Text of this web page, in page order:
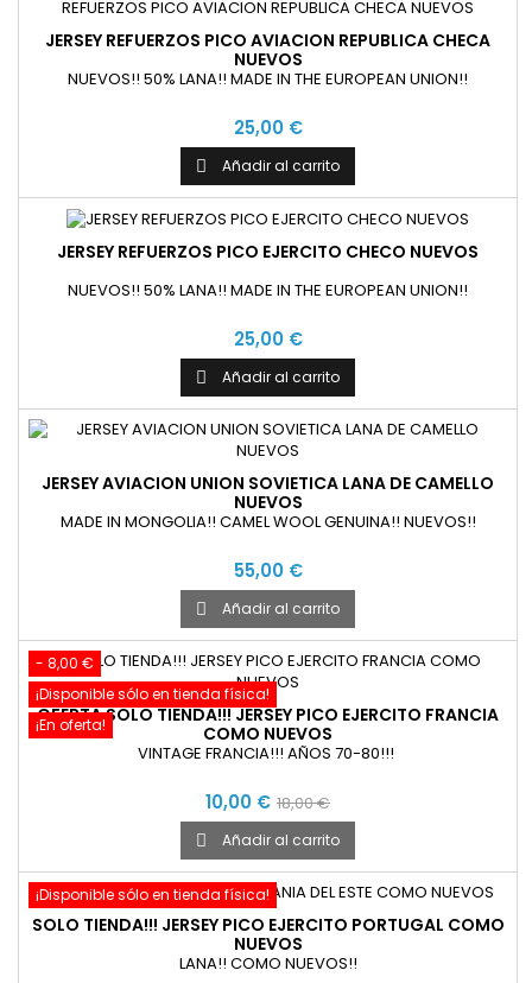
JERSEY REFUERZOS PICO AVIACION REPUBLICA CHECA
NUEVOS
NUEVOS!! 50% LANA!! MADE IN THE EUROPEAN UNION!!
25,00 €
 Añadir al carrito
JERSEY REFUERZOS PICO EJERCITO CHECO NUEVOS
NUEVOS!! 50% LANA!! MADE IN THE EUROPEAN UNION!!
25,00 €
 Añadir al carrito
JERSEY AVIACION UNION SOVIETICA LANA DE CAMELLO
NUEVOS
MADE IN MONGOLIA!! CAMEL WOOL GENUINA!! NUEVOS!!
55,00 €
 Añadir al carrito
- 8,00 €
¡Disponible sólo en tienda física!
¡En oferta!
OFERTA SOLO TIENDA!!! JERSEY PICO EJERCITO FRANCIA
COMO NUEVOS
VINTAGE FRANCIA!!! AÑOS 70-80!!!
10,00 € 18,00 €
 Añadir al carrito
¡Disponible sólo en tienda física!
SOLO TIENDA!!! JERSEY PICO EJERCITO PORTUGAL COMO
NUEVOS
LANA!! COMO NUEVOS!!